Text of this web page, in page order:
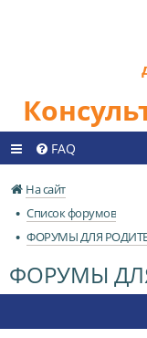
FAQ
На сайт
Список форумов
ФОРУМЫ ДЛЯ
ФОРУМЫ